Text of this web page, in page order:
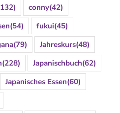
conny(42)
(54) fukui(45)
(79) Jahreskurs(48)
(228) Japanischbuch(62)
Japanisches Essen(60)